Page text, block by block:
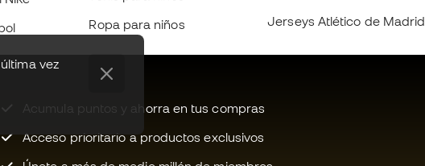
vez
Ropa para niños
Jerseys Atlético de Madrid
Acumula puntos y ahorra en tus compras
Acceso prioritario a productos exclusivos